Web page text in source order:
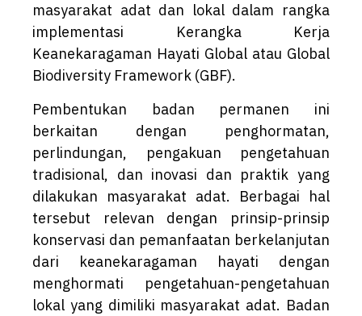
masyarakat adat dan lokal dalam rangka
implementasi Kerangka Kerja
Keanekaragaman Hayati Global atau Global
Biodiversity Framework (GBF).
Pembentukan badan permanen ini
berkaitan dengan penghormatan,
perlindungan, pengakuan pengetahuan
tradisional, dan inovasi dan praktik yang
dilakukan masyarakat adat. Berbagai hal
tersebut relevan dengan prinsip-prinsip
konservasi dan pemanfaatan berkelanjutan
dari keanekaragaman hayati dengan
menghormati pengetahuan-pengetahuan
lokal yang dimiliki masyarakat adat. Badan